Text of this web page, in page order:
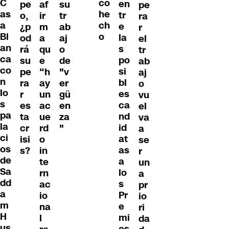
C
as
a
Bl
an
ca
co
n
lo
s
pa
la
ci
os
de
Sa
dd
a
m
H
pe
o,
¿p
od
rá
su
pe
ra
r
es
ta
cr
isi
s?
af
ir
m
a
qu
e
“h
ay
un
ac
ue
rd
o
in
te
rn
ac
io
na
l
su
tr
ab
aj
o
de
"v
er
gü
en
za
"
co
he
ch
o
en
tr
e
la
s
po
si
bl
es
ca
nd
id
at
as
a
lo
s
Pr
e
mi
pe
ra
r
el
tr
ab
aj
o
vu
el
va
a
se
r
un
a
pr
io
ri
da